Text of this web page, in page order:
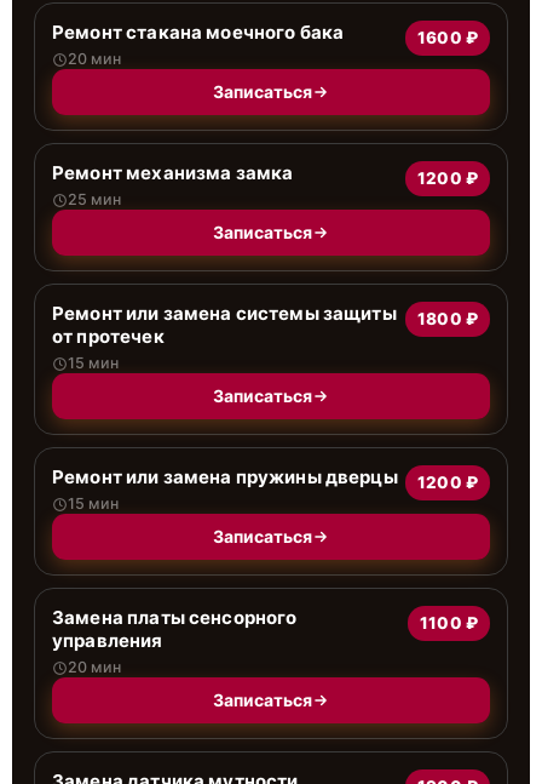
Ремонт стакана моечного бака
20 мин
1600 ₽
Записаться
Ремонт механизма замка
25 мин
1200 ₽
Записаться
Ремонт или замена системы защиты
от протечек
15 мин
1800 ₽
Записаться
Ремонт или замена пружины дверцы
15 мин
1200 ₽
Записаться
Замена платы сенсорного
управления
20 мин
1100 ₽
Записаться